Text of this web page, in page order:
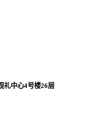
礼中心4号楼26层